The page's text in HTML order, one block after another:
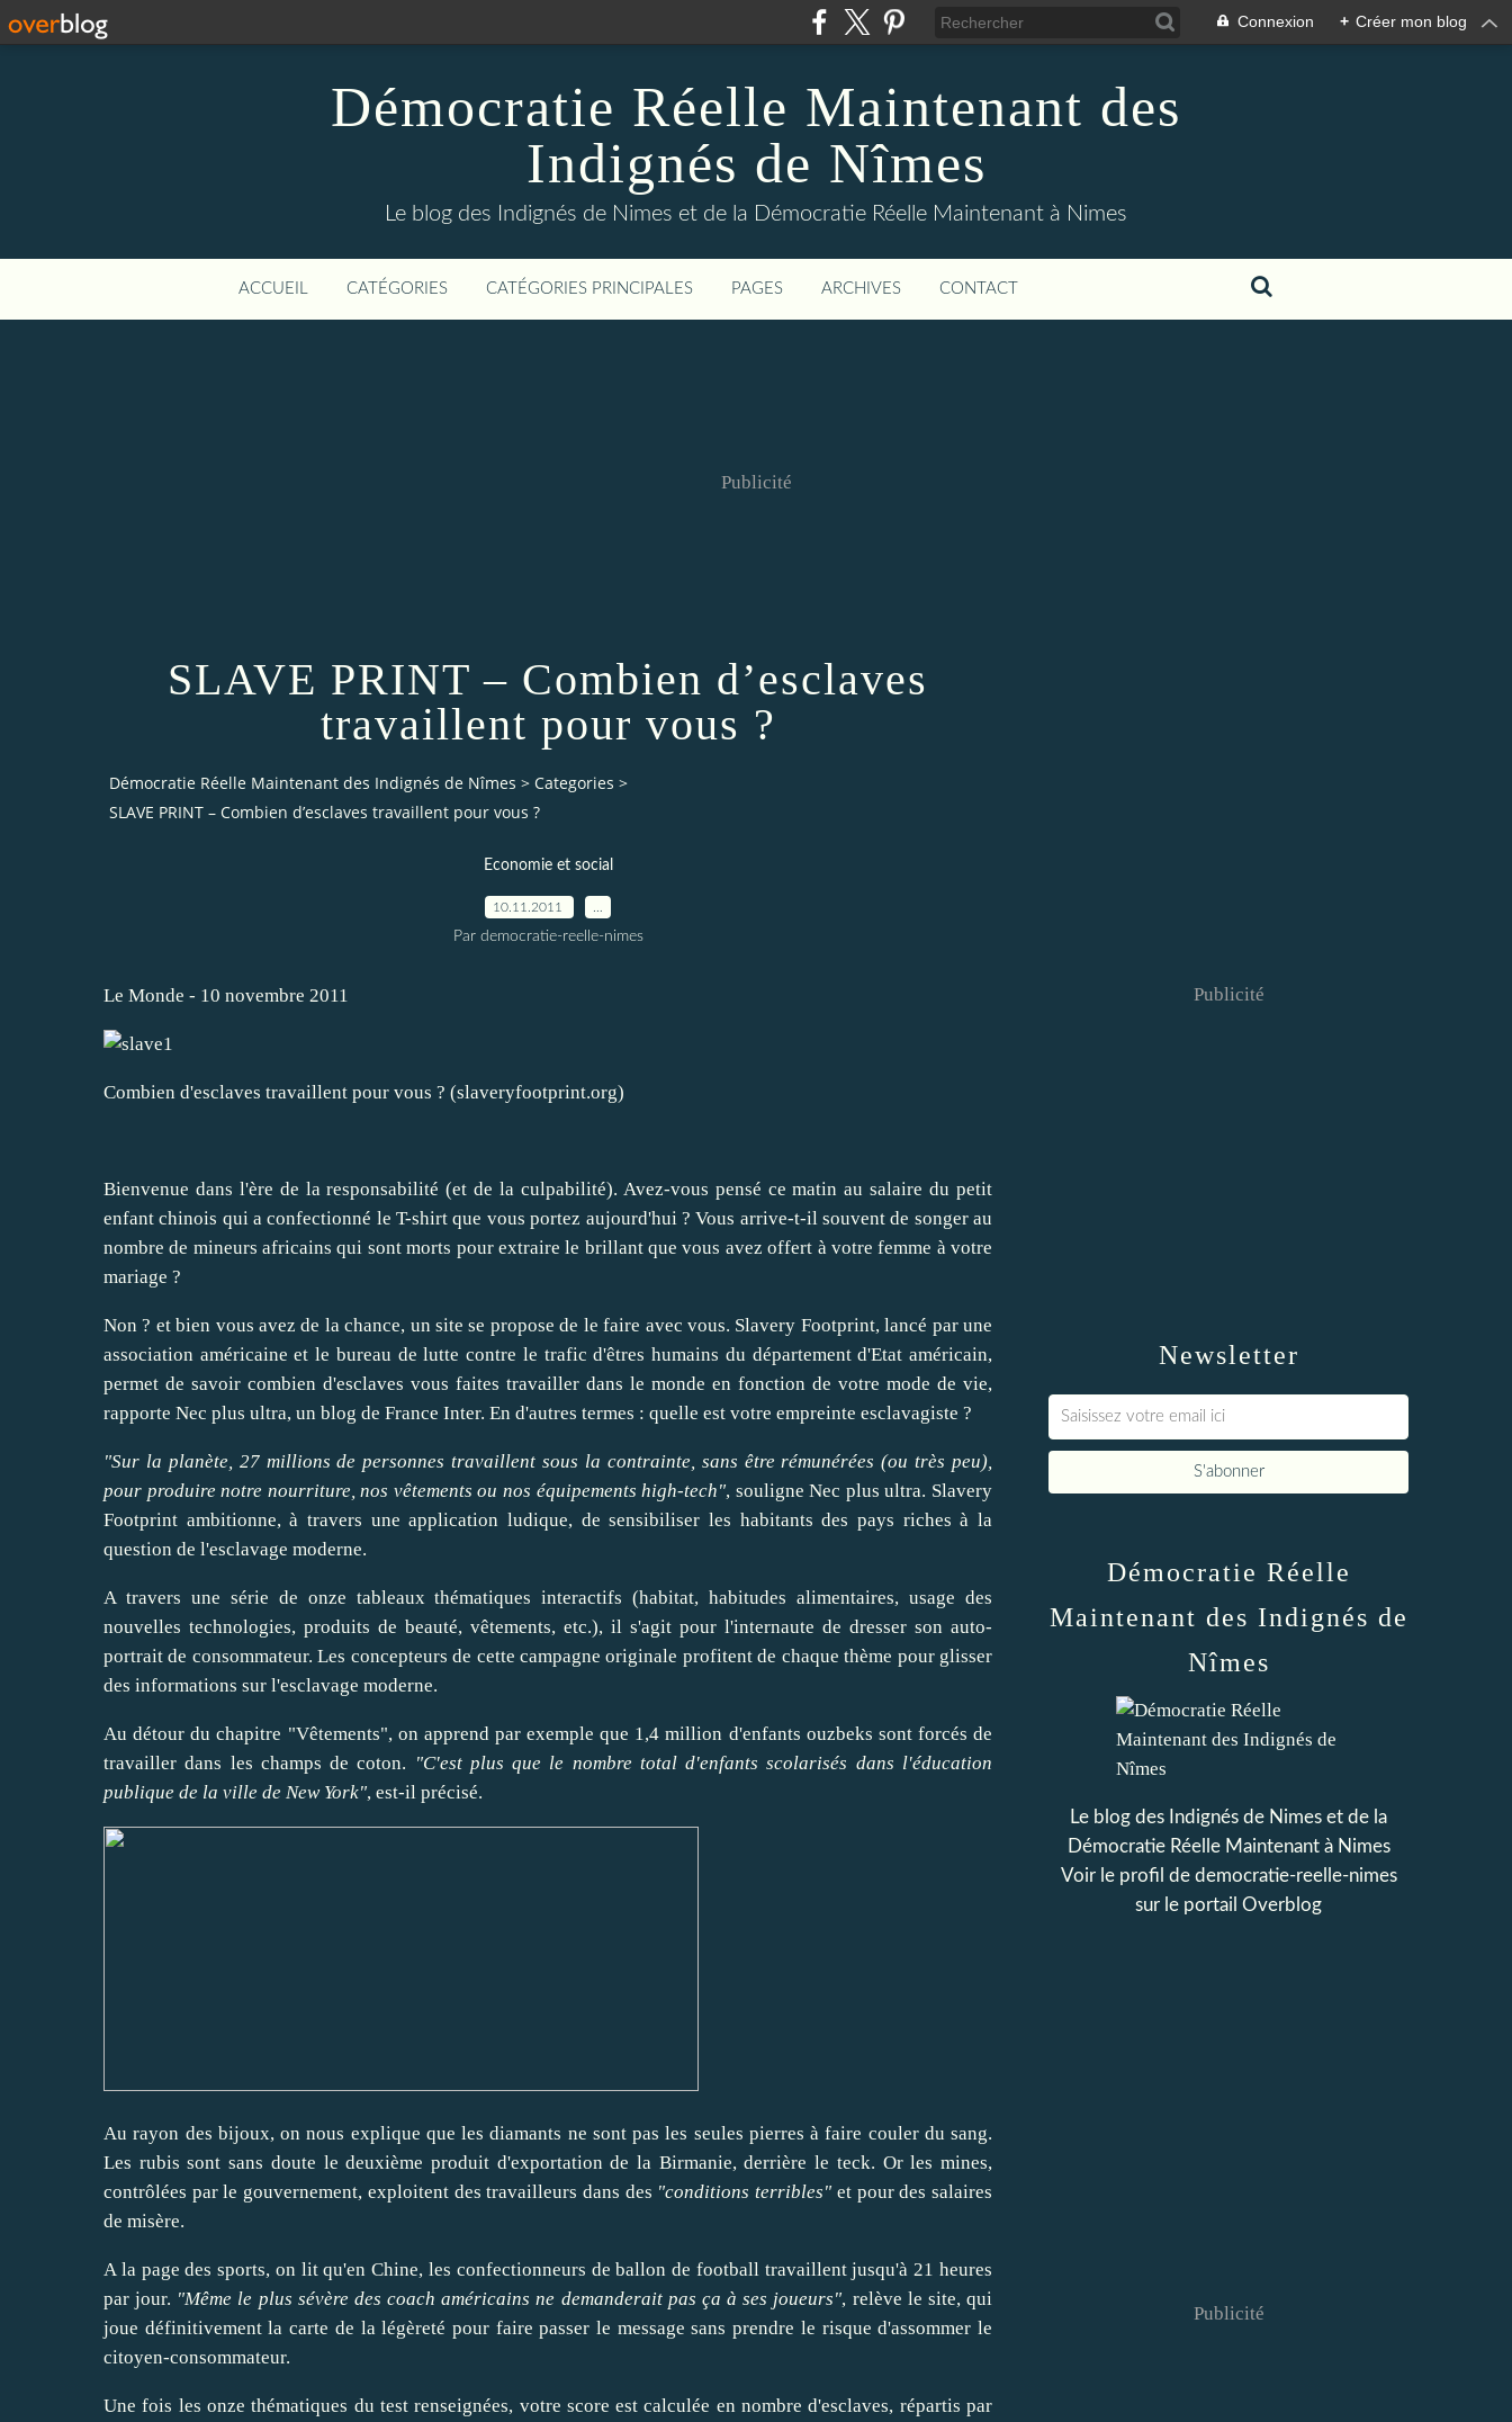
Connexion + Créer mon blog
Démocratie Réelle Maintenant des
Indignés de Nîmes
Le blog des Indignés de Nimes et de la Démocratie Réelle Maintenant à Nimes
ACCUEIL CATÉGORIES CATÉGORIES PRINCIPALES PAGES ARCHIVES CONTACT
Publicité
SLAVE PRINT – Combien d’esclaves
travaillent pour vous ?
Démocratie Réelle Maintenant des Indignés de Nîmes > Categories >
SLAVE PRINT – Combien d’esclaves travaillent pour vous ?
Economie et social
10.11.2011
Par democratie-reelle-nimes
Le Monde - 10 novembre 2011
Combien d'esclaves travaillent pour vous ? (slaveryfootprint.org)
Bienvenue dans l'ère de la responsabilité (et de la culpabilité). Avez-vous pensé ce matin au salaire du petit
enfant chinois qui a confectionné le T-shirt que vous portez aujourd'hui ? Vous arrive-t-il souvent de songer au
nombre de mineurs africains qui sont morts pour extraire le brillant que vous avez offert à votre femme à votre
mariage ?
Non ? et bien vous avez de la chance, un site se propose de le faire avec vous. Slavery Footprint, lancé par une
association américaine et le bureau de lutte contre le trafic d'êtres humains du département d'Etat américain,
permet de savoir combien d'esclaves vous faites travailler dans le monde en fonction de votre mode de vie,
rapporte Nec plus ultra, un blog de France Inter. En d'autres termes : quelle est votre empreinte esclavagiste ?
"Sur la planète, 27 millions de personnes travaillent sous la contrainte, sans être rémunérées (ou très peu),
pour produire notre nourriture, nos vêtements ou nos équipements high-tech", souligne Nec plus ultra. Slavery
Footprint ambitionne, à travers une application ludique, de sensibiliser les habitants des pays riches à la
question de l'esclavage moderne.
A travers une série de onze tableaux thématiques interactifs (habitat, habitudes alimentaires, usage des
nouvelles technologies, produits de beauté, vêtements, etc.), il s'agit pour l'internaute de dresser son auto-
portrait de consommateur. Les concepteurs de cette campagne originale profitent de chaque thème pour glisser
des informations sur l'esclavage moderne.
Au détour du chapitre "Vêtements", on apprend par exemple que 1,4 million d'enfants ouzbeks sont forcés de
travailler dans les champs de coton. "C'est plus que le nombre total d'enfants scolarisés dans l'éducation
publique de la ville de New York", est-il précisé.
Au rayon des bijoux, on nous explique que les diamants ne sont pas les seules pierres à faire couler du sang.
Les rubis sont sans doute le deuxième produit d'exportation de la Birmanie, derrière le teck. Or les mines,
contrôlées par le gouvernement, exploitent des travailleurs dans des "conditions terribles" et pour des salaires
de misère.
A la page des sports, on lit qu'en Chine, les confectionneurs de ballon de football travaillent jusqu'à 21 heures
par jour. "Même le plus sévère des coach américains ne demanderait pas ça à ses joueurs", relève le site, qui
joue définitivement la carte de la légèreté pour faire passer le message sans prendre le risque d'assommer le
citoyen-consommateur.
Une fois les onze thématiques du test renseignées, votre score est calculée en nombre d'esclaves, répartis par
Newsletter
Publicité
Démocratie Réelle
Maintenant des Indignés de
Nîmes
Le blog des Indignés de Nimes et de la
Démocratie Réelle Maintenant à Nimes
Voir le profil de democratie-reelle-nimes
sur le portail Overblog
Publicité